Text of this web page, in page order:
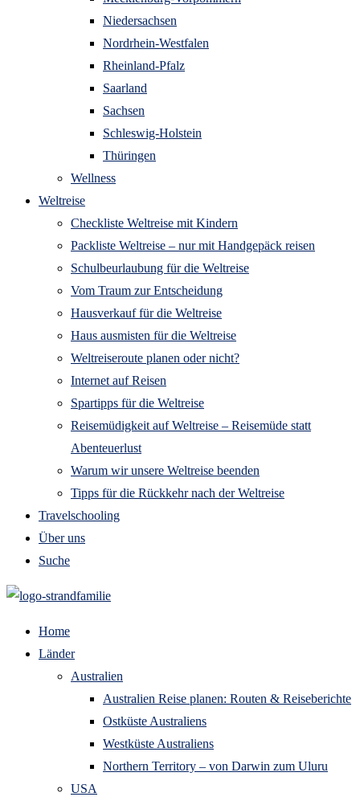
Niedersachsen
Nordrhein-Westfalen
Rheinland-Pfalz
Saarland
Sachsen
Schleswig-Holstein
Thüringen
Wellness
Weltreise
Checkliste Weltreise mit Kindern
Packliste Weltreise – nur mit Handgepäck reisen
Schulbeurlaubung für die Weltreise
Vom Traum zur Entscheidung
Hausverkauf für die Weltreise
Haus ausmisten für die Weltreise
Weltreiseroute planen oder nicht?
Internet auf Reisen
Spartipps für die Weltreise
Reisemüdigkeit auf Weltreise – Reisemüde statt
Abenteuerlust
Warum wir unsere Weltreise beenden
Tipps für die Rückkehr nach der Weltreise
Travelschooling
Über uns
Suche
Home
Länder
Australien
Australien Reise planen: Routen & Reiseberichte
Ostküste Australiens
Westküste Australiens
Northern Territory – von Darwin zum Uluru
USA